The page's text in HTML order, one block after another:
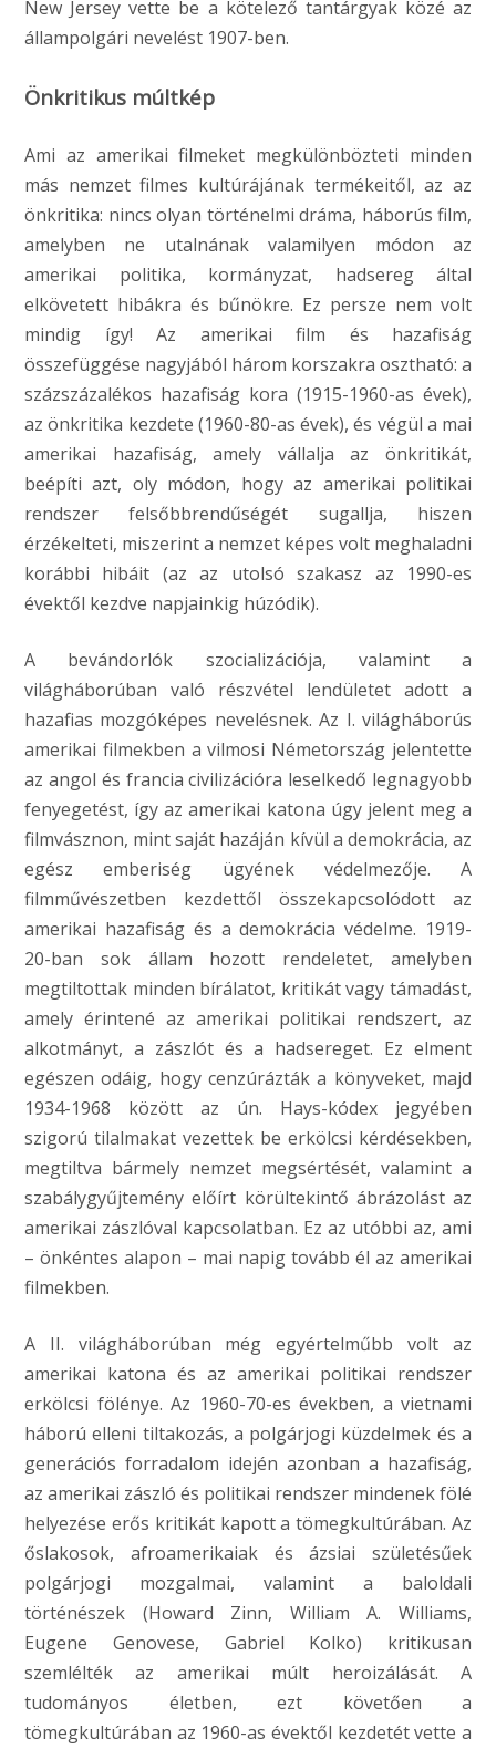
New Jersey vette be a kötelező tantárgyak közé az
állampolgári nevelést 1907-ben.
Önkritikus múltkép
Ami az amerikai filmeket megkülönbözteti minden
más nemzet filmes kultúrájának termékeitől, az az
önkritika: nincs olyan történelmi dráma, háborús film,
amelyben ne utalnának valamilyen módon az
amerikai politika, kormányzat, hadsereg által
elkövetett hibákra és bűnökre. Ez persze nem volt
mindig így! Az amerikai film és hazafiság
összefüggése nagyjából három korszakra osztható: a
százszázalékos hazafiság kora (1915-1960-as évek),
az önkritika kezdete (1960-80-as évek), és végül a mai
amerikai hazafiság, amely vállalja az önkritikát,
beépíti azt, oly módon, hogy az amerikai politikai
rendszer felsőbbrendűségét sugallja, hiszen
érzékelteti, miszerint a nemzet képes volt meghaladni
korábbi hibáit (az az utolsó szakasz az 1990-es
évektől kezdve napjainkig húzódik).
A bevándorlók szocializációja, valamint a
világháborúban való részvétel lendületet adott a
hazafias mozgóképes nevelésnek. Az I. világháborús
amerikai filmekben a vilmosi Németország jelentette
az angol és francia civilizációra leselkedő legnagyobb
fenyegetést, így az amerikai katona úgy jelent meg a
filmvásznon, mint saját hazáján kívül a demokrácia, az
egész emberiség ügyének védelmezője. A
filmművészetben kezdettől összekapcsolódott az
amerikai hazafiság és a demokrácia védelme. 1919-
20-ban sok állam hozott rendeletet, amelyben
megtiltottak minden bírálatot, kritikát vagy támadást,
amely érintené az amerikai politikai rendszert, az
alkotmányt, a zászlót és a hadsereget. Ez elment
egészen odáig, hogy cenzúrázták a könyveket, majd
1934-1968 között az ún. Hays-kódex jegyében
szigorú tilalmakat vezettek be erkölcsi kérdésekben,
megtiltva bármely nemzet megsértését, valamint a
szabálygyűjtemény előírt körültekintő ábrázolást az
amerikai zászlóval kapcsolatban. Ez az utóbbi az, ami
– önkéntes alapon – mai napig tovább él az amerikai
filmekben.
A II. világháborúban még egyértelműbb volt az
amerikai katona és az amerikai politikai rendszer
erkölcsi fölénye. Az 1960-70-es években, a vietnami
háború elleni tiltakozás, a polgárjogi küzdelmek és a
generációs forradalom idején azonban a hazafiság,
az amerikai zászló és politikai rendszer mindenek fölé
helyezése erős kritikát kapott a tömegkultúrában. Az
őslakosok, afroamerikaiak és ázsiai születésűek
polgárjogi mozgalmai, valamint a baloldali
történészek (Howard Zinn, William A. Williams,
Eugene Genovese, Gabriel Kolko) kritikusan
szemlélték az amerikai múlt heroizálását. A
tudományos életben, ezt követően a
tömegkultúrában az 1960-as évektől kezdetét vette a